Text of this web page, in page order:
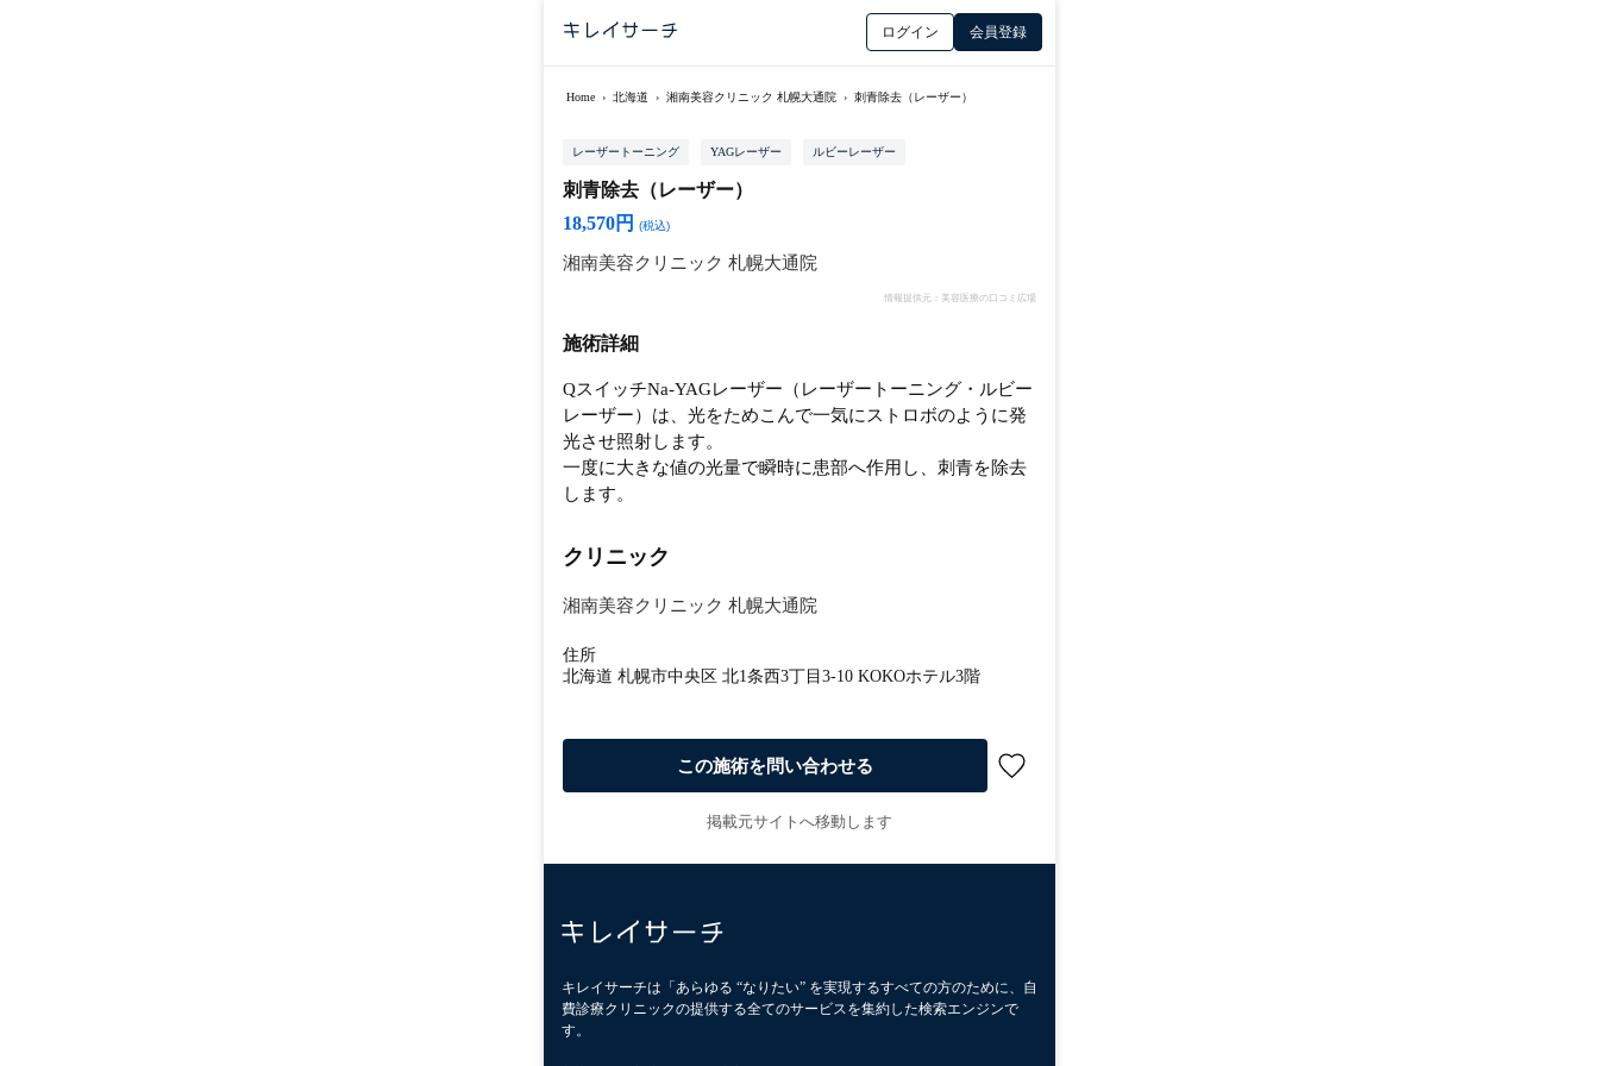
ログイン 会員登録
Home › 北海道 › 湘南美容クリニック 札幌大通院 › 刺青除去（レーザー）
レーザートーニング YAGレーザー ルビーレーザー
刺青除去（レーザー）
18,570円
(税込)
湘南美容クリニック 札幌大通院
情報提供元：美容医療の口コミ広場
施術詳細
QスイッチNa-YAGレーザー（レーザートーニング・ルビー
レーザー）は、光をためこんで一気にストロボのように発
光させ照射します。
一度に大きな値の光量で瞬時に患部へ作用し、刺青を除去
します。
クリニック
湘南美容クリニック 札幌大通院
住所
北海道 札幌市中央区 北1条西3丁目3‐10 KOKOホテル3階
この施術を問い合わせる
掲載元サイトへ移動します
キレイサーチは「あらゆる “なりたい” を実現するすべての方のために、自
費診療クリニックの提供する全てのサービスを集約した検索エンジンで
す。